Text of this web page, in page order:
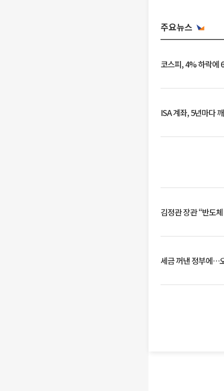
주요뉴스
코스피, 4% 하락에
ISA 계좌, 5년마다
김정관 장관 “반도
세금 꺼낸 정부에…